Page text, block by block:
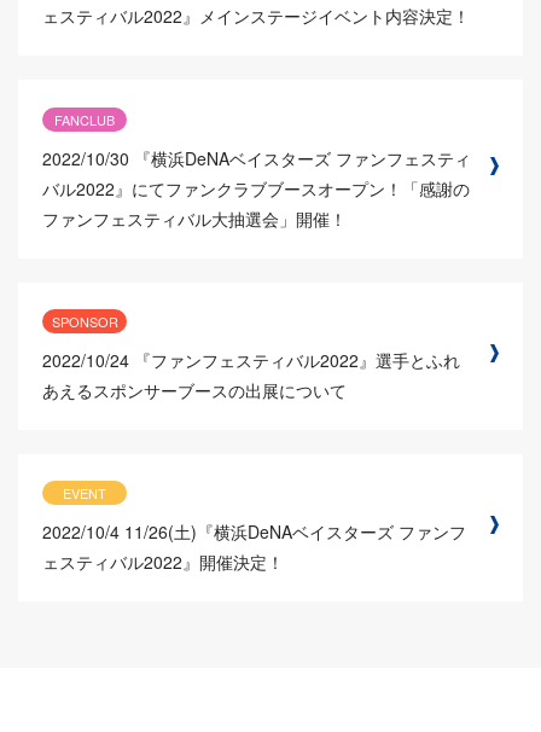
ェスティバル2022』メインステージイベント内容決定！
FANCLUB
2022/10/30
『横浜DeNAベイスターズ ファンフェスティ
バル2022』にてファンクラブブースオープン！「感謝の
ファンフェスティバル大抽選会」開催！
SPONSOR
2022/10/24 『ファンフェスティバル2022』選手とふれ
あえるスポンサーブースの出展について
EVENT
2022/10/4 11/26(土)『横浜DeNAベイスターズ ファンフ
ェスティバル2022』開催決定！